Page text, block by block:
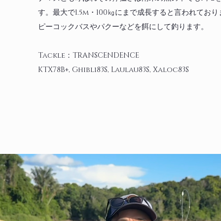
す。最大で1.5m・100㎏にまで成長すると言われてお
ピーコックバスやパクーなどを餌にして釣ります。
​Tackle：TRANSCENDENCE
KTX78B+, Ghibli83S, Laulau83S, Xaloc83S